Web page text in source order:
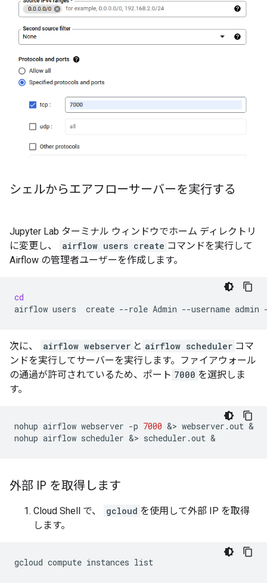
シェルからエアフローサーバーを実行する
Jupyter Lab ターミナル ウィンドウでホーム ディレクトリ
に変更し、
airflow users create コマンドを実行して
Airflow の管理者ユーザーを作成します。
cd
airflow users create --role Admin --username admin
次に、 airflow webserver と airflow scheduler コマ
ンドを実行してサーバーを実行します。ファイアウォール
の通過が許可されているため、ポート 7000 を選択しま
す。
nohup airflow webserver -p 7000 &> webserver.out &
nohup airflow scheduler &> scheduler.out
外部 IP を取得します
Cloud Shell で、 gcloud を使用して外部 IP を取得
します。